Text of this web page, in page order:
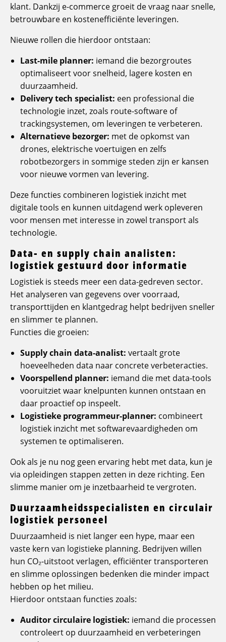
klant. Dankzij e-commerce groeit de vraag naar snelle,
betrouwbare en kostenefficiënte leveringen.
Nieuwe rollen die hierdoor ontstaan:
Last-mile planner: iemand die bezorgroutes
optimaliseert voor snelheid, lagere kosten en
duurzaamheid.
Delivery tech specialist: een professional die
technologie inzet, zoals route-software of
trackingsystemen, om leveringen te verbeteren.
Alternatieve bezorger: met de opkomst van
drones, elektrische voertuigen en zelfs
robotbezorgers in sommige steden zijn er kansen
voor nieuwe vormen van levering.
Deze functies combineren logistiek inzicht met
digitale tools en kunnen uitdagend werk opleveren
voor mensen met interesse in zowel transport als
technologie.
Data- en supply chain analisten:
logistiek gestuurd door informatie
Logistiek is steeds meer een data-gedreven sector.
Het analyseren van gegevens over voorraad,
transporttijden en klantgedrag helpt bedrijven sneller
en slimmer te plannen.
Functies die groeien:
Supply chain data-analist: vertaalt grote
hoeveelheden data naar concrete verbeteracties.
Voorspellend planner: iemand die met data-tools
vooruitziet waar knelpunten kunnen ontstaan en
daar proactief op inspeelt.
Logistieke programmeur-planner: combineert
logistiek inzicht met softwarevaardigheden om
systemen te optimaliseren.
Ook als je nu nog geen ervaring hebt met data, kun je
via opleidingen stappen zetten in deze richting. Een
slimme manier om je inzetbaarheid te vergroten.
Duurzaamheidsspecialisten en circulair
logistiek personeel
Duurzaamheid is niet langer een hype, maar een
vaste kern van logistieke planning. Bedrijven willen
hun CO₂-uitstoot verlagen, efficiënter transporteren
en slimme oplossingen bedenken die minder impact
hebben op het milieu.
Hierdoor ontstaan functies zoals:
Auditor circulaire logistiek: iemand die processen
controleert op duurzaamheid en verbeteringen